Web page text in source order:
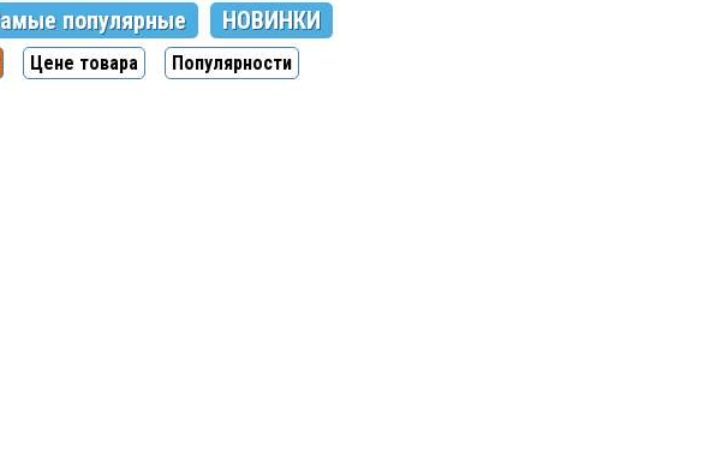
популярные НОВИНКИ
Цене товара Популярности